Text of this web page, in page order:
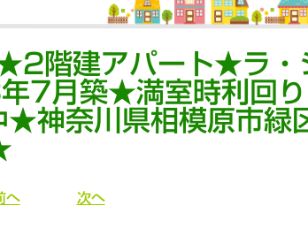
階建アパート★ラ・
7月築★満室時利回り
神奈川県相模原市緑
へ 次へ